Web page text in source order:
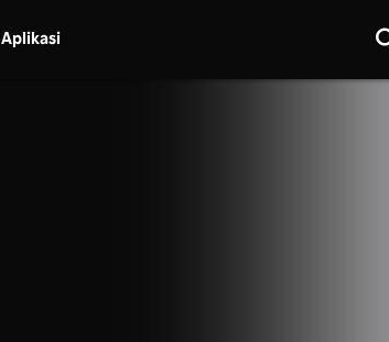
Aplikasi